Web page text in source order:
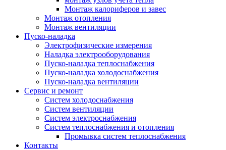
Монтаж калориферов и завес
Монтаж отопления
Монтаж вентиляции
Пуско-наладка
Электрофизические измерения
Наладка электрооборудования
Пуско-наладка теплоснабжения
Пуско-наладка холодоснабжения
Пуско-наладка вентиляции
Сервис и ремонт
Систем холодоснабжения
Систем вентиляции
Систем электроснабжения
Систем теплоснабжения и отопления
Промывка систем теплоснабжения
Контакты